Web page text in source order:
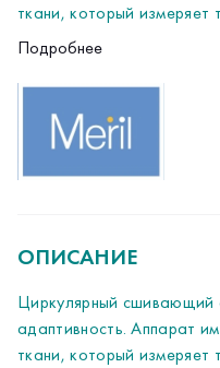
ткани, который измеряет
определенных
специальном окошке.
сопоставление тканей
время процесса закрытия
компрессия ткани и
Подробнее
ОПИСАНИЕ
Циркулярный сшивающий
адаптивность. Аппарат
ткани, который измеряет